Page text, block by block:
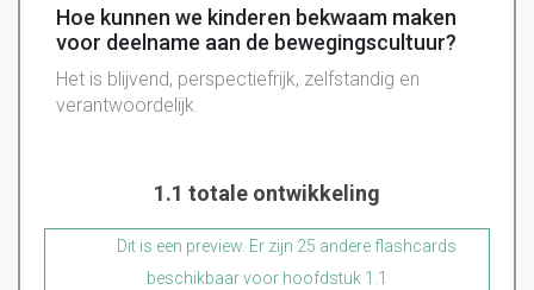
Hoe kunnen we kinderen bekwaam maken
voor deelname aan de bewegingscultuur?
Het is blijvend, perspectiefrijk, zelfstandig en
verantwoordelijk
1.1 totale ontwikkeling
Dit is een preview. Er zijn 25 andere flashcards
beschikbaar voor hoofdstuk 1.1